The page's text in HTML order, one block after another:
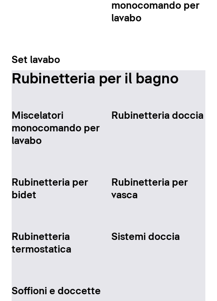
monocomando per
lavabo
Set lavabo
Rubinetteria per il bagno
Miscelatori
monocomando per
lavabo
Rubinetteria doccia
Rubinetteria per
bidet
Rubinetteria per
vasca
Rubinetteria
termostatica
Sistemi doccia
Soffioni e doccette